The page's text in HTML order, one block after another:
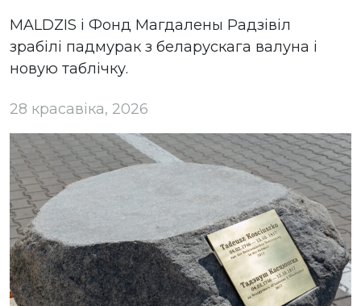
MALDZIS і Фонд Магдалены Радзівіл
зрабілі падмурак з беларускага валуна і
новую таблічку.
28 красавіка, 2026